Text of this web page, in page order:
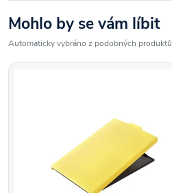
Mohlo by se vám líbit
Automaticky vybráno z podobných produktů